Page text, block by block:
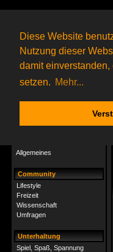
Diese Website
Nutzung dieser
damit
setzen. Mehr...
Das nächste
73 Gagolganeronline(0
Gagolganer:
9732Rätsel online:
Allgemeines
Community
Lifestyle
Freizeit
Wissenschaft
Umfragen
Unterhaltung
Spiel, Spaß, Spannung